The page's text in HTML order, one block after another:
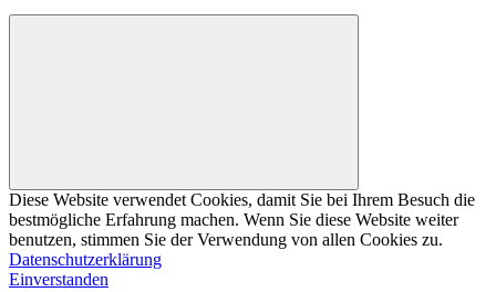
Diese Website verwendet Cookies, damit Sie bei Ihrem Besuch die
bestmögliche Erfahrung machen. Wenn Sie diese Website weiter
benutzen, stimmen Sie der Verwendung von allen Cookies zu.
Datenschutzerklärung
Einverstanden